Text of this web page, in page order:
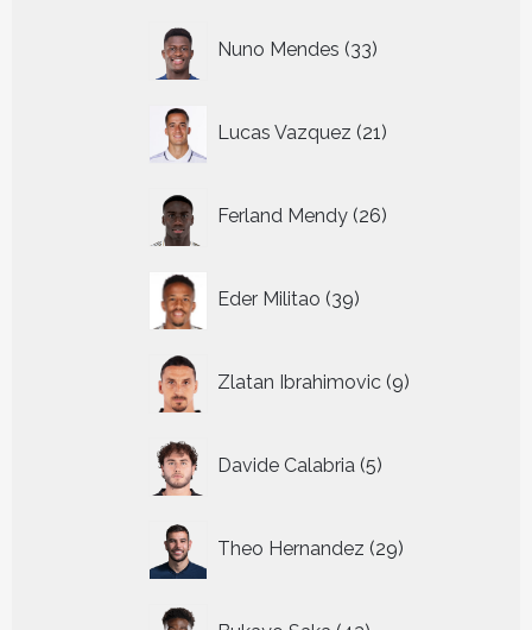
Nuno Mendes 33
producten
Lucas Vazquez 21
producten
Ferland Mendy 26
producten
Eder Militao 39
producten
Zlatan Ibrahimovic 9
producten
Davide Calabria 5
producten
Theo Hernandez 29
producten